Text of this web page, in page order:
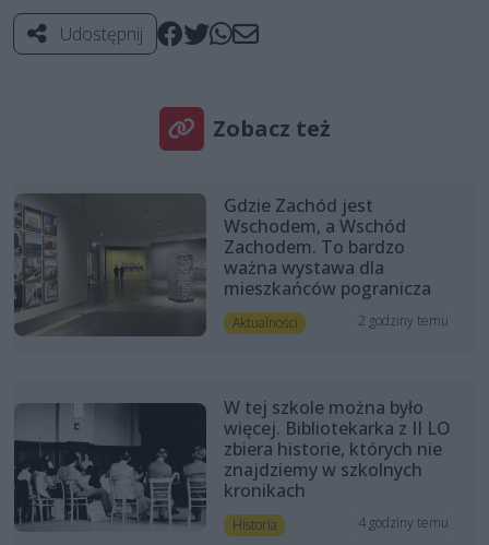
Udostępnij
Zobacz też
Gdzie Zachód jest
Wschodem, a Wschód
Zachodem. To bardzo
ważna wystawa dla
mieszkańców pogranicza
Aktualności 2 godziny temu
W tej szkole można było
więcej. Bibliotekarka z II LO
zbiera historie, których nie
znajdziemy w szkolnych
kronikach
Historia 4 godziny temu